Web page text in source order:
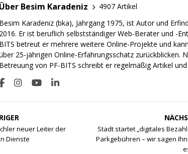
Über Besim Karadeniz
4907 Artikel
Besim Karadeniz (bka), Jahrgang 1975, ist Autor und
2016. Er ist beruflich selbstständiger Web-Berater und -
BITS betreut er mehrere weitere Online-Projekte und
25-jährigen Online-Erfahrungsschatz zurückblicken.
Betreuung von PF-BITS schreibt er regelmäßig Artikel
neuer Leiter der
Dienste
Stadt startet „digitales
Parkgebühren – wir sagen